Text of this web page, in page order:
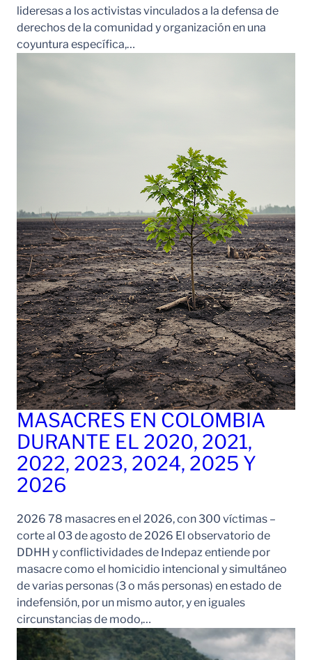
lideresas a los activistas vinculados a la defensa de
derechos de la comunidad y organización en una
coyuntura específica,…
MASACRES EN COLOMBIA
DURANTE EL 2020, 2021,
2022, 2023, 2024, 2025 Y
2026
2026 78 masacres en el 2026, con 300 víctimas –
corte al 03 de agosto de 2026 El observatorio de
DDHH y conflictividades de Indepaz entiende por
masacre como el homicidio intencional y simultáneo
de varias personas (3 o más personas) en estado de
indefensión, por un mismo autor, y en iguales
circunstancias de modo,…